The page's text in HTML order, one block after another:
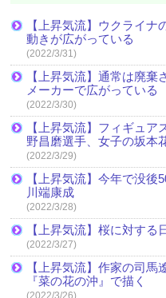
【上昇気流】ウクライ
動きが広がっている
(2022/3/31)
【上昇気流】通常は廃
メーカーで広がっている
(2022/3/30)
【上昇気流】フィギュ
野昌磨選手、女子の坂本
(2022/3/29)
【上昇気流】今年で没
川端康成
(2022/3/28)
【上昇気流】桜に対する
(2022/3/27)
【上昇気流】作家の司
『菜の花の沖』で描く
(2022/3/26)